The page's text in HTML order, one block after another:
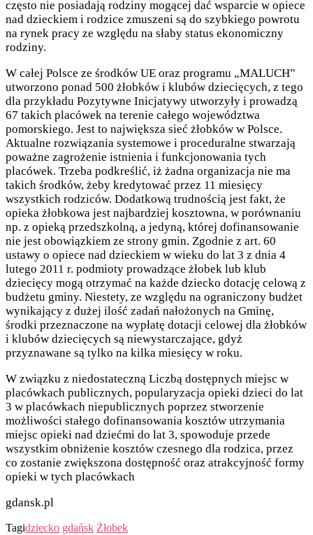
często nie posiadają rodziny mogącej dać wsparcie w opiece
nad dzieckiem i rodzice zmuszeni są do szybkiego powrotu
na rynek pracy ze względu na słaby status ekonomiczny
rodziny.
W całej Polsce ze środków UE oraz programu „MALUCH”
utworzono ponad 500 żłobków i klubów dziecięcych, z tego
dla przykładu Pozytywne Inicjatywy utworzyły i prowadzą
67 takich placówek na terenie całego województwa
pomorskiego. Jest to największa sieć żłobków w Polsce.
Aktualne rozwiązania systemowe i proceduralne stwarzają
poważne zagrożenie istnienia i funkcjonowania tych
placówek. Trzeba podkreślić, iż żadna organizacja nie ma
takich środków, żeby kredytować przez 11 miesięcy
wszystkich rodziców. Dodatkową trudnością jest fakt, że
opieka żłobkowa jest najbardziej kosztowna, w porównaniu
np. z opieką przedszkolną, a jedyną, której dofinansowanie
nie jest obowiązkiem ze strony gmin. Zgodnie z art. 60
ustawy o opiece nad dzieckiem w wieku do lat 3 z dnia 4
lutego 2011 r. podmioty prowadzące żłobek lub klub
dziecięcy mogą otrzymać na każde dziecko dotację celową z
budżetu gminy. Niestety, ze względu na ograniczony budżet
wynikający z dużej ilość zadań nałożonych na Gminę,
środki przeznaczone na wypłatę dotacji celowej dla żłobków
i klubów dziecięcych są niewystarczające, gdyż
przyznawane są tylko na kilka miesięcy w roku.
W związku z niedostateczną Liczbą dostępnych miejsc w
placówkach publicznych, popularyzacja opieki dzieci do lat
3 w placówkach niepublicznych poprzez stworzenie
możliwości stałego dofinansowania kosztów utrzymania
miejsc opieki nad dziećmi do lat 3, spowoduje przede
wszystkim obniżenie kosztów czesnego dla rodzica, przez
co zostanie zwiększona dostępność oraz atrakcyjność formy
opieki w tych placówkach
gdansk.pl
Tagidziecko gdańsk Żłobek